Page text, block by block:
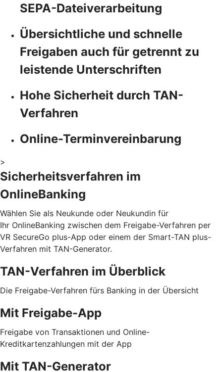
SEPA-Dateiverarbeitung
Übersichtliche und schnelle
Freigaben auch für getrennt zu
leistende Unterschriften
Hohe Sicherheit durch TAN-
Verfahren
Online-Terminvereinbarung
>
Sicherheitsverfahren im
OnlineBanking
Wählen Sie als Neukunde oder Neukundin für
Ihr OnlineBanking zwischen dem Freigabe-Verfahren per
VR SecureGo plus-App oder einem der Smart-TAN plus-
Verfahren mit TAN-Generator.
TAN-Verfahren im Überblick
Die Freigabe-Verfahren fürs Banking in der Übersicht
Mit Freigabe-App
Freigabe von Transaktionen und Online-
Kreditkartenzahlungen mit der App
Mit TAN-Generator